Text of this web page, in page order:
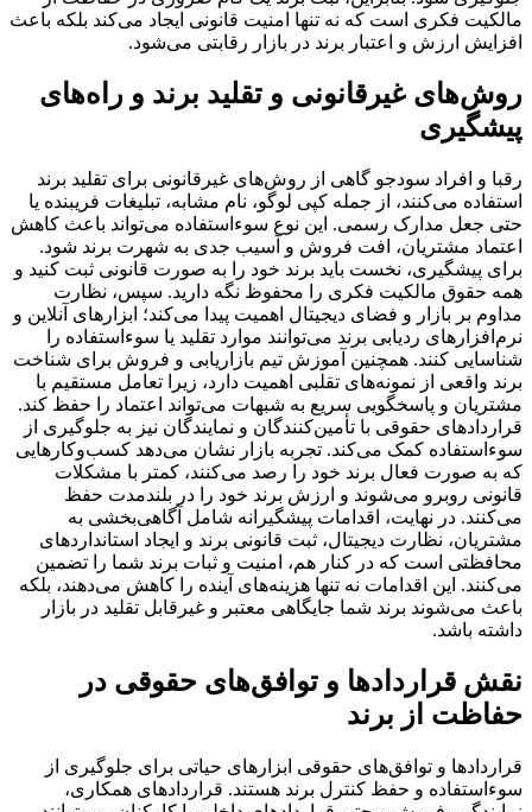
مالکیت فکری است که نه تنها امنیت قانونی ایجاد می‌کند بلکه باعث
افزایش ارزش و اعتبار برند در بازار رقابتی می‌شود.
روش‌های غیرقانونی و تقلید برند و راه‌های
پیشگیری
رقبا و افراد سودجو گاهی از روش‌های غیرقانونی برای تقلید برند
استفاده می‌کنند، از جمله کپی لوگو، نام مشابه، تبلیغات فریبنده یا
حتی جعل مدارک رسمی. این نوع سوءاستفاده می‌تواند باعث کاهش
اعتماد مشتریان، افت فروش و آسیب جدی به شهرت برند شود.
برای پیشگیری، نخست باید برند خود را به صورت قانونی ثبت کنید و
همه حقوق مالکیت فکری را محفوظ نگه دارید. سپس، نظارت
مداوم بر بازار و فضای دیجیتال اهمیت پیدا می‌کند؛ ابزارهای آنلاین و
نرم‌افزارهای ردیابی برند می‌توانند موارد تقلید یا سوءاستفاده را
شناسایی کنند. همچنین آموزش تیم بازاریابی و فروش برای شناخت
برند واقعی از نمونه‌های تقلبی اهمیت دارد، زیرا تعامل مستقیم با
مشتریان و پاسخگویی سریع به شبهات می‌تواند اعتماد را حفظ کند.
قراردادهای حقوقی با تأمین‌کنندگان و نمایندگان نیز به جلوگیری از
سوءاستفاده کمک می‌کند. تجربه بازار نشان می‌دهد کسب‌وکارهایی
که به صورت فعال برند خود را رصد می‌کنند، کمتر با مشکلات
قانونی روبرو می‌شوند و ارزش برند خود را در بلندمدت حفظ
می‌کنند. در نهایت، اقدامات پیشگیرانه شامل آگاهی‌بخشی به
مشتریان، نظارت دیجیتال، ثبت قانونی برند و ایجاد استانداردهای
محافظتی است که در کنار هم، امنیت و ثبات برند شما را تضمین
می‌کنند. این اقدامات نه تنها هزینه‌های آینده را کاهش می‌دهند، بلکه
باعث می‌شوند برند شما جایگاهی معتبر و غیرقابل تقلید در بازار
داشته باشد.
نقش قراردادها و توافق‌های حقوقی در
حفاظت از برند
قراردادها و توافق‌های حقوقی ابزارهای حیاتی برای جلوگیری از
سوءاستفاده و حفظ کنترل برند هستند. قراردادهای همکاری،